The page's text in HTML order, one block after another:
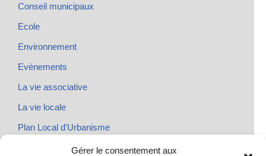
Gérer le consentement aux
Conseil municipaux
Ecole
Environnement
Evènements
La vie associative
La vie locale
Plan Local d'Urbanisme